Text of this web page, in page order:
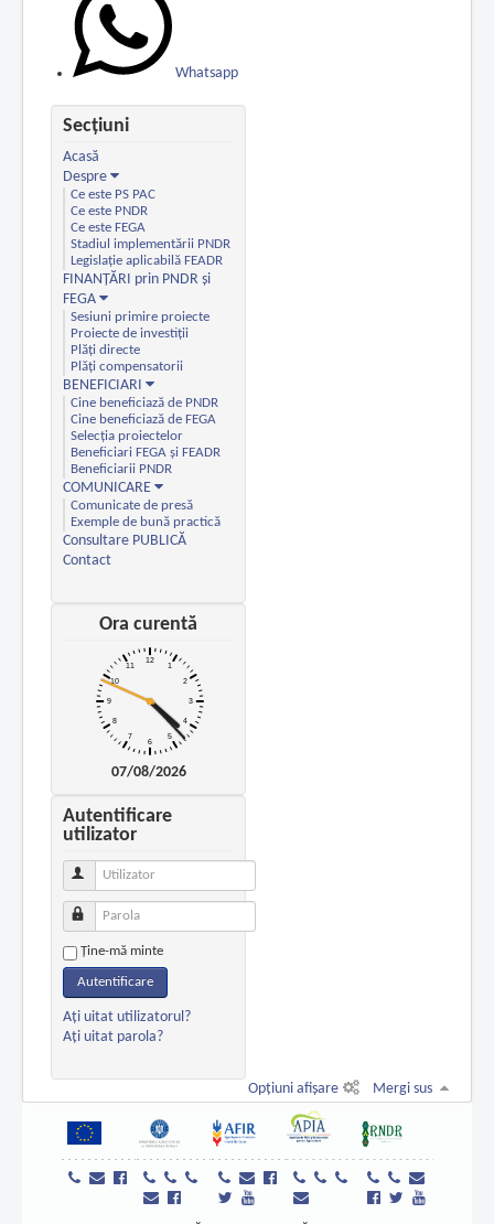
Whatsapp
Secțiuni
Acasă
Despre
Ce este PS PAC
Ce este PNDR
Ce este FEGA
Stadiul implementării PNDR
Legislație aplicabilă FEADR
FINANȚĂRI prin PNDR și
FEGA
Sesiuni primire proiecte
Proiecte de investiții
Plăți directe
Plăți compensatorii
BENEFICIARI
Cine beneficiază de PNDR
Cine beneficiază de FEGA
Selecția proiectelor
Beneficiari FEGA și FEADR
Beneficiarii PNDR
COMUNICARE
Comunicate de presă
Exemple de bună practică
Consultare PUBLICĂ
Contact
Ora curentă
07/08/2026
Autentificare
utilizator
Utilizator
Parola
Ţine-mă minte
Autentificare
Aţi uitat utilizatorul?
Aţi uitat parola?
Opțiuni afișare Mergi sus